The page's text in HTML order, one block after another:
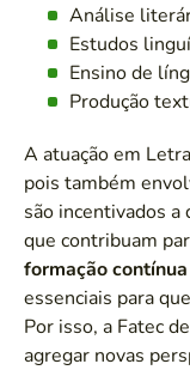
Análise
Estudos
Ensino de
Produção
A atuação em
pois também
são incentivados
que contribuam
formação contínua
essenciais para
Por isso, a Fatec
agregar novas